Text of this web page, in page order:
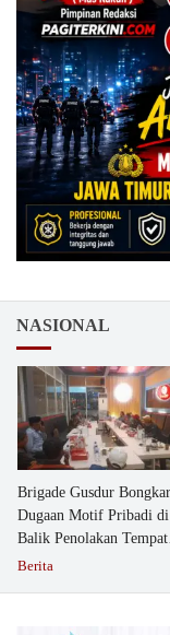
NASIONAL
Brigade Gusdur Bongkar
Dugaan Motif Pribadi di
Balik Penolakan Tempat
Ibadah GKJW Bangil
Berita